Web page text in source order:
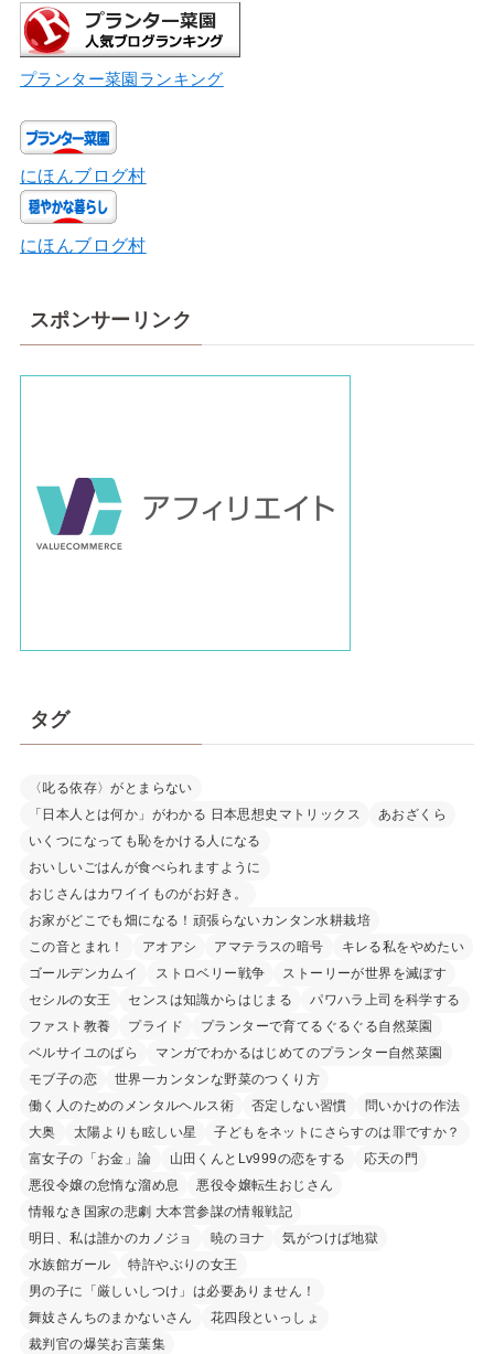
プランター菜園ランキング
にほんブログ村
にほんブログ村
スポンサーリンク
タグ
〈叱る依存〉がとまらない
「日本人とは何か」がわかる 日本思想史マトリックス
あおざくら
いくつになっても恥をかける人になる
おいしいごはんが食べられますように
おじさんはカワイイものがお好き。
お家がどこでも畑になる！頑張らないカンタン水耕栽培
この音とまれ！
アオアシ アマテラスの暗号
キレる私をやめたい
ゴールデンカムイ
ストロベリー戦争
ストーリーが世界を滅ぼす
セシルの女王
センスは知識からはじまる
パワハラ上司を科学する
ファスト教養
プライド
プランターで育てるぐるぐる自然菜園
ベルサイユのばら
マンガでわかるはじめてのプランター自然菜園
モブ子の恋
世界一カンタンな野菜のつくり方
働く人のためのメンタルヘルス術
否定しない習慣
問いかけの作法
大奥
太陽よりも眩しい星
子どもをネットにさらすのは罪ですか？
富女子の「お金」論
山田くんとLv999の恋をする
応天の門
悪役令嬢の怠惰な溜め息
悪役令嬢転生おじさん
情報なき国家の悲劇 大本営参謀の情報戦記
明日、私は誰かのカノジョ
暁のヨナ
気がつけば地獄
水族館ガール
特許やぶりの女王
男の子に「厳しいしつけ」は必要ありません！
舞妓さんちのまかないさん
花四段といっしょ
裁判官の爆笑お言葉集